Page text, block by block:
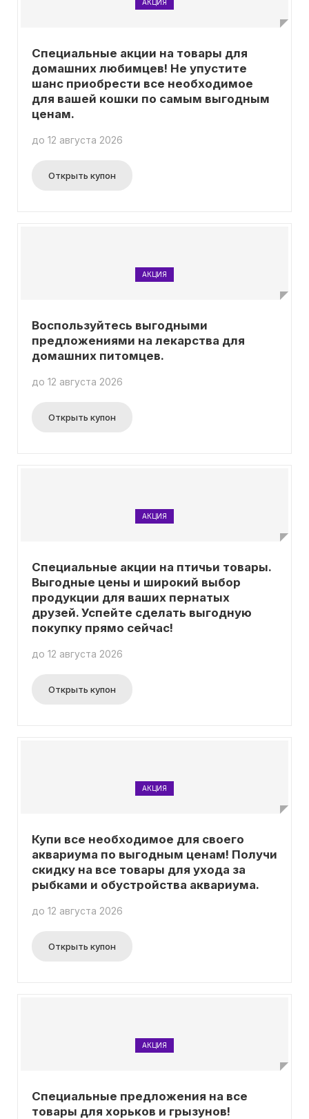
АКЦИЯ
Специальные акции на товары для
домашних любимцев! Не упустите
шанс приобрести все необходимое
для вашей кошки по самым выгодным
ценам.
до 12 августа 2026
Открыть купон
АКЦИЯ
Воспользуйтесь выгодными
предложениями на лекарства для
домашних питомцев.
до 12 августа 2026
Открыть купон
АКЦИЯ
Специальные акции на птичьи товары.
Выгодные цены и широкий выбор
продукции для ваших пернатых
друзей. Успейте сделать выгодную
покупку прямо сейчас!
до 12 августа 2026
Открыть купон
АКЦИЯ
Купи все необходимое для своего
аквариума по выгодным ценам! Получи
скидку на все товары для ухода за
рыбками и обустройства аквариума.
до 12 августа 2026
Открыть купон
АКЦИЯ
Специальные предложения на все
товары для хорьков и грызунов!